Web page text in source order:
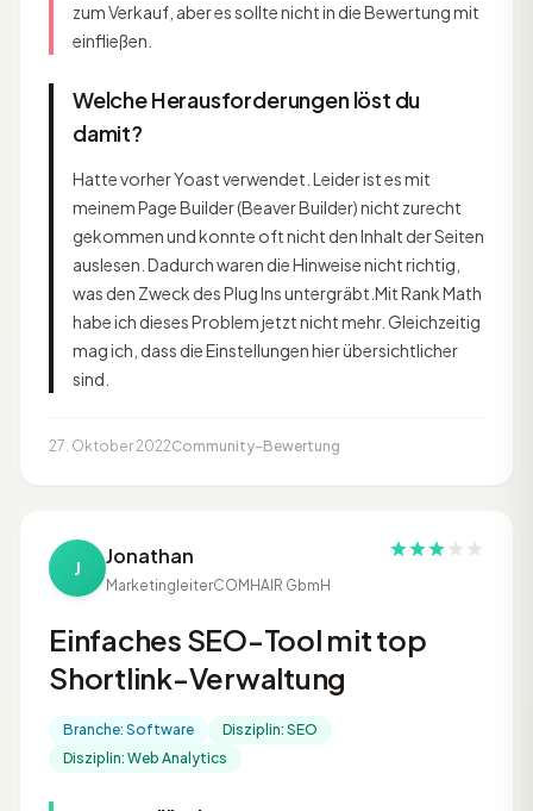
zum Verkauf, aber es sollte nicht in die Bewertung mit
einfließen.
Welche Herausforderungen löst du
damit?
Hatte vorher Yoast verwendet. Leider ist es mit
meinem Page Builder (Beaver Builder) nicht zurecht
gekommen und konnte oft nicht den Inhalt der Seiten
auslesen. Dadurch waren die Hinweise nicht richtig,
was den Zweck des Plug Ins untergräbt.Mit Rank Math
habe ich dieses Problem jetzt nicht mehr. Gleichzeitig
mag ich, dass die Einstellungen hier übersichtlicher
sind.
27. Oktober 2022Community-Bewertung
J Jonathan
MarketingleiterCOMHAIR GbmH
Einfaches SEO-Tool mit top
Shortlink-Verwaltung
Branche: Software
Disziplin: SEO
Disziplin: Web Analytics